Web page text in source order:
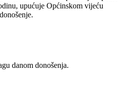
upućuje Općinskom vijeću
danom donošenja.